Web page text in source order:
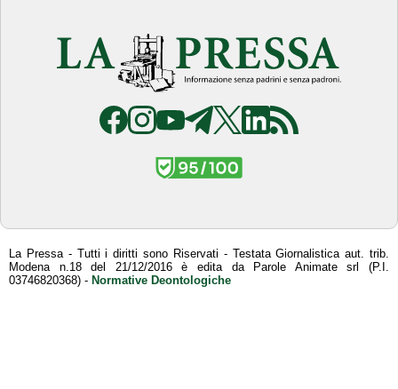
La Pressa - Tutti i diritti sono Riservati - Testata Giornalistica aut. trib.
Modena n.18 del 21/12/2016 è edita da Parole Animate srl (P.I.
03746820368) - Normative Deontologiche